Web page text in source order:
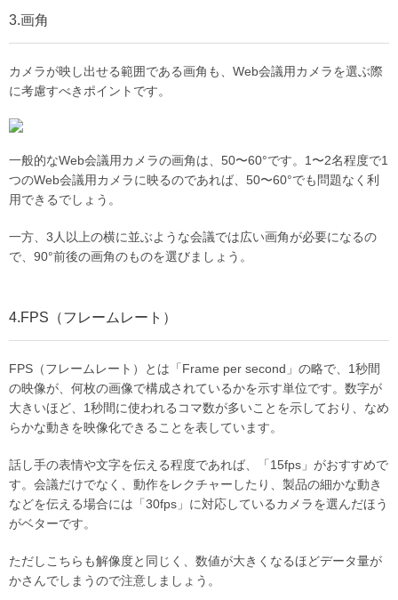
3.画角
カメラが映し出せる範囲である画角も、Web会議用カメラを選ぶ際
に考慮すべきポイントです。
一般的なWeb会議用カメラの画角は、50〜60°です。1〜2名程度で1
つのWeb会議用カメラに映るのであれば、50〜60°でも問題なく利
用できるでしょう。
一方、3人以上の横に並ぶような会議では広い画角が必要になるの
で、90°前後の画角のものを選びましょう。
4.FPS（フレームレート）
FPS（フレームレート）とは「Frame per second」の略で、1秒間
の映像が、何枚の画像で構成されているかを示す単位です。数字が
大きいほど、1秒間に使われるコマ数が多いことを示しており、なめ
らかな動きを映像化できることを表しています。
話し手の表情や文字を伝える程度であれば、「15fps」がおすすめで
す。会議だけでなく、動作をレクチャーしたり、製品の細かな動き
などを伝える場合には「30fps」に対応しているカメラを選んだほう
がベターです。
ただしこちらも解像度と同じく、数値が大きくなるほどデータ量が
かさんでしまうので注意しましょう。